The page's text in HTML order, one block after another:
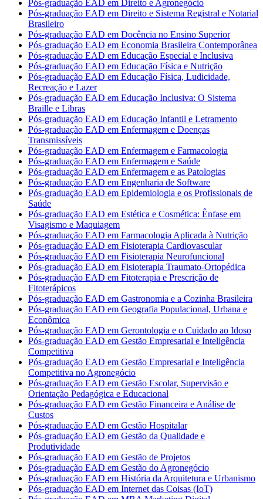
Pós-graduação EAD em Direito e Agronegócio
Pós-graduação EAD em Direito e Sistema Registral e Notarial
Brasileiro
Pós-graduação EAD em Docência no Ensino Superior
Pós-graduação EAD em Economia Brasileira Contemporânea
Pós-graduação EAD em Educação Especial e Inclusiva
Pós-graduação EAD em Educação Física e Nutrição
Pós-graduação EAD em Educação Física, Ludicidade,
Recreação e Lazer
Pós-graduação EAD em Educação Inclusiva: O Sistema
Braille e Libras
Pós-graduação EAD em Educação Infantil e Letramento
Pós-graduação EAD em Enfermagem e Doenças
Transmissíveis
Pós-graduação EAD em Enfermagem e Farmacologia
Pós-graduação EAD em Enfermagem e Saúde
Pós-graduação EAD em Enfermagem e as Patologias
Pós-graduação EAD em Engenharia de Software
Pós-graduação EAD em Epidemiologia e os Profissionais de
Saúde
Pós-graduação EAD em Estética e Cosmética: Ênfase em
Visagismo e Maquiagem
Pós-graduação EAD em Farmacologia Aplicada à Nutrição
Pós-graduação EAD em Fisioterapia Cardiovascular
Pós-graduação EAD em Fisioterapia Neurofuncional
Pós-graduação EAD em Fisioterapia Traumato-Ortopédica
Pós-graduação EAD em Fitoterapia e Prescrição de
Fitoterápicos
Pós-graduação EAD em Gastronomia e a Cozinha Brasileira
Pós-graduação EAD em Geografia Populacional, Urbana e
Econômica
Pós-graduação EAD em Gerontologia e o Cuidado ao Idoso
Pós-graduação EAD em Gestão Empresarial e Inteligência
Competitiva
Pós-graduação EAD em Gestão Empresarial e Inteligência
Competitiva no Agronegócio
Pós-graduação EAD em Gestão Escolar, Supervisão e
Orientação Pedagógica e Educacional
Pós-graduação EAD em Gestão Financeira e Análise de
Custos
Pós-graduação EAD em Gestão Hospitalar
Pós-graduação EAD em Gestão da Qualidade e
Produtividade
Pós-graduação EAD em Gestão de Projetos
Pós-graduação EAD em Gestão do Agronegócio
Pós-graduação EAD em História da Arquitetura e Urbanismo
Pós-graduação EAD em Internet das Coisas (IoT)